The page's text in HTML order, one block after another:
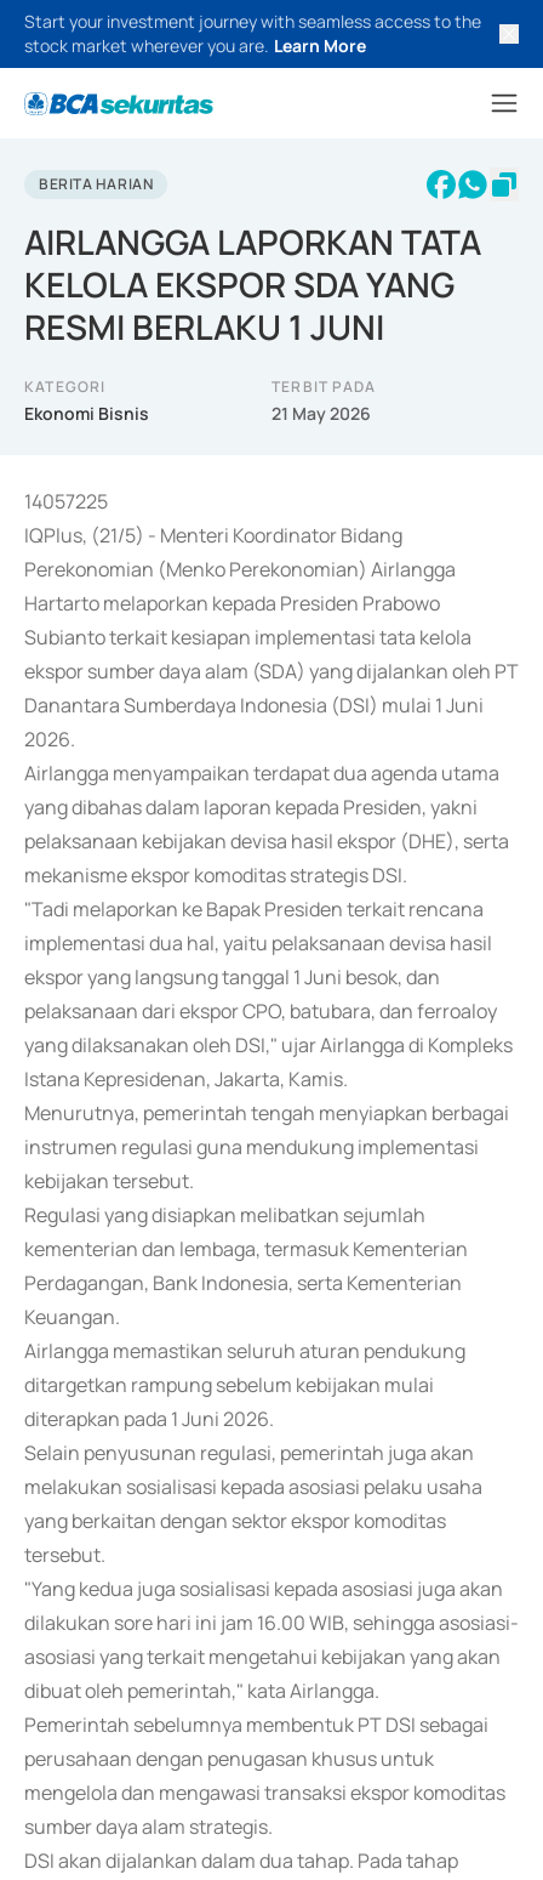
Start your investment journey with seamless access to the
stock market wherever you are. Learn More
BERITA HARIAN
AIRLANGGA LAPORKAN TATA
KELOLA EKSPOR SDA YANG
RESMI BERLAKU 1 JUNI
KATEGORI
Ekonomi Bisnis
TERBIT PADA
21 May 2026
14057225
IQPlus, (21/5) - Menteri Koordinator Bidang
Perekonomian (Menko Perekonomian) Airlangga
Hartarto melaporkan kepada Presiden Prabowo
Subianto terkait kesiapan implementasi tata kelola
ekspor sumber daya alam (SDA) yang dijalankan oleh PT
Danantara Sumberdaya Indonesia (DSI) mulai 1 Juni
2026.
Airlangga menyampaikan terdapat dua agenda utama
yang dibahas dalam laporan kepada Presiden, yakni
pelaksanaan kebijakan devisa hasil ekspor (DHE), serta
mekanisme ekspor komoditas strategis DSI.
"Tadi melaporkan ke Bapak Presiden terkait rencana
implementasi dua hal, yaitu pelaksanaan devisa hasil
ekspor yang langsung tanggal 1 Juni besok, dan
pelaksanaan dari ekspor CPO, batubara, dan ferroaloy
yang dilaksanakan oleh DSI," ujar Airlangga di Kompleks
Istana Kepresidenan, Jakarta, Kamis.
Menurutnya, pemerintah tengah menyiapkan berbagai
instrumen regulasi guna mendukung implementasi
kebijakan tersebut.
Regulasi yang disiapkan melibatkan sejumlah
kementerian dan lembaga, termasuk Kementerian
Perdagangan, Bank Indonesia, serta Kementerian
Keuangan.
Airlangga memastikan seluruh aturan pendukung
ditargetkan rampung sebelum kebijakan mulai
diterapkan pada 1 Juni 2026.
Selain penyusunan regulasi, pemerintah juga akan
melakukan sosialisasi kepada asosiasi pelaku usaha
yang berkaitan dengan sektor ekspor komoditas
tersebut.
"Yang kedua juga sosialisasi kepada asosiasi juga akan
dilakukan sore hari ini jam 16.00 WIB, sehingga asosiasi-
asosiasi yang terkait mengetahui kebijakan yang akan
dibuat oleh pemerintah," kata Airlangga.
Pemerintah sebelumnya membentuk PT DSI sebagai
perusahaan dengan penugasan khusus untuk
mengelola dan mengawasi transaksi ekspor komoditas
sumber daya alam strategis.
DSI akan dijalankan dalam dua tahap. Pada tahap